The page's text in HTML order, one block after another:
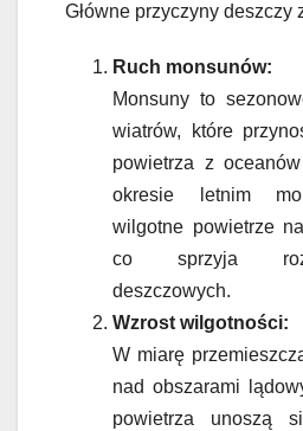
Główne przyczyny deszczy
Ruch monsunów:
Monsuny to
wiatrów, które
powietrza z
okresie letnim
wilgotne powietrze
co sprzyja
deszczowych.
Wzrost wilgotności:
W miarę
nad obszarami
powietrza unoszą